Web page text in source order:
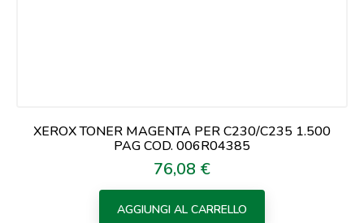
XEROX TONER MAGENTA PER C230/C235 1.500
PAG COD. 006R04385
Prezzo
76,08 €
AGGIUNGI AL CARRELLO